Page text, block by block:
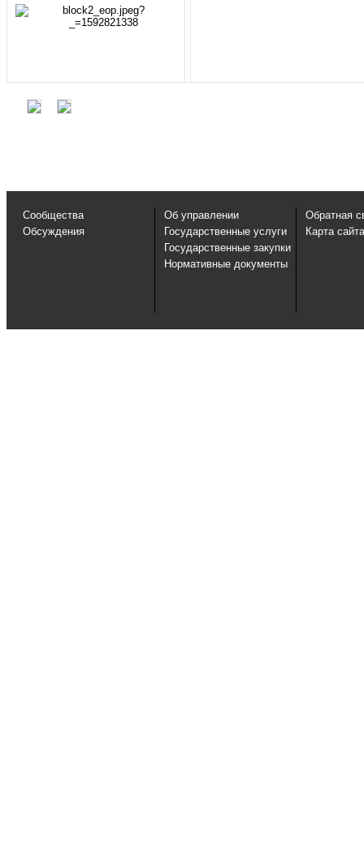
Сообщества
Обсуждения
Об управлении
Государственные услуги
Государственные закупки
Нормативные документы
Обратная
Карта